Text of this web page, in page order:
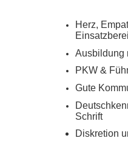
Herz,
Ausbildung
PKW &
Gute
Schrift
Diskretion